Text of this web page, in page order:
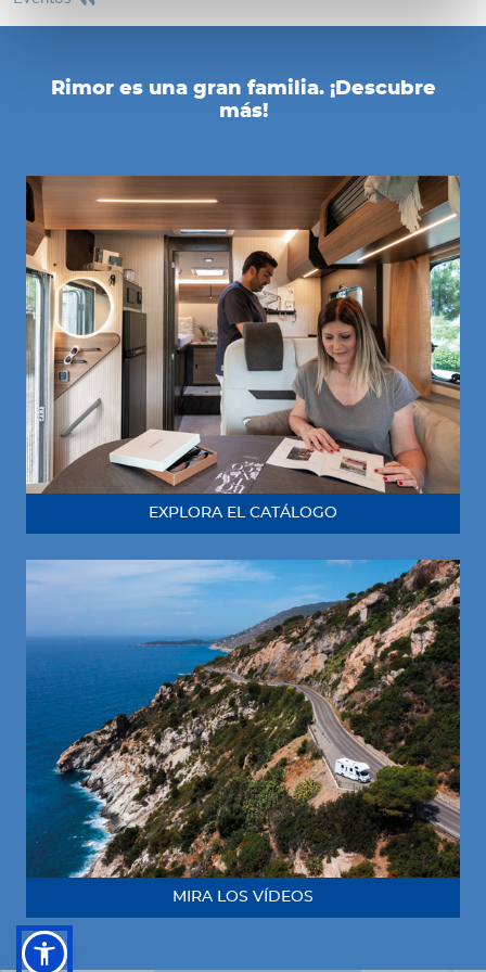
Rimor es una gran familia. ¡Descubre
más!
EXPLORA EL CATÁLOGO
MIRA LOS VÍDEOS